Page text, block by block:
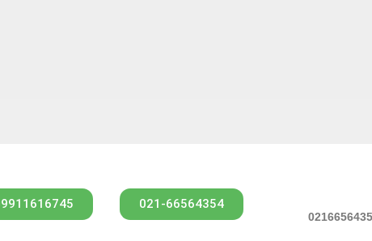
021-66564354